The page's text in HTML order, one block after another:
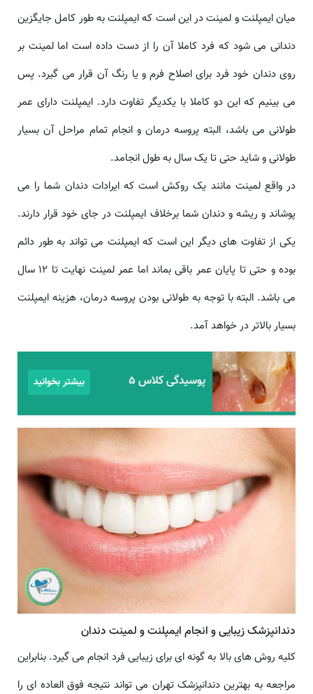
میان ایمپلنت و لمینت در این است که ایمپلنت به طور کامل جایگزین
دندانی می شود که فرد کاملا آن را از دست داده است اما لمینت بر
روی دندان خود فرد برای اصلاح فرم و یا رنگ آن قرار می گیرد. پس
می بینیم که این دو کاملا با یکدیگر تفاوت دارد. ایمپلنت دارای عمر
طولانی می باشد، البته پروسه درمان و انجام تمام مراحل آن بسیار
طولانی و شاید حتی تا یک سال به طول انجامد.
در واقع لمینت مانند یک روکش است که ایرادات دندان شما را می
پوشاند و ریشه و دندان شما برخلاف ایمپلنت در جای خود قرار دارند.
یکی از تفاوت های دیگر این است که ایمپلنت می تواند به طور دائم
بوده و حتی تا پایان عمر باقی بماند اما عمر لمینت نهایت تا 12 سال
می باشد. البته با توجه به طولانی بودن پروسه درمان، هزینه ایمپلنت
بسیار بالاتر در خواهد آمد.
پوسیدگی کلاس ۵ بیشتر بخوانید
دندانپزشک زیبایی و انجام ایمپلنت و لمینت دندان
کلیه روش های بالا به گونه ای برای زیبایی فرد انجام می گیرد. بنابراین
مراجعه به بهترین دندانپزشک تهران می تواند نتیجه فوق العاده ای را